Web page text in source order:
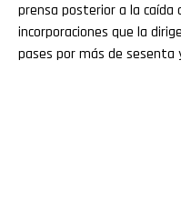
prensa posterior a la caída
incorporaciones que la
pases por más de sesenta